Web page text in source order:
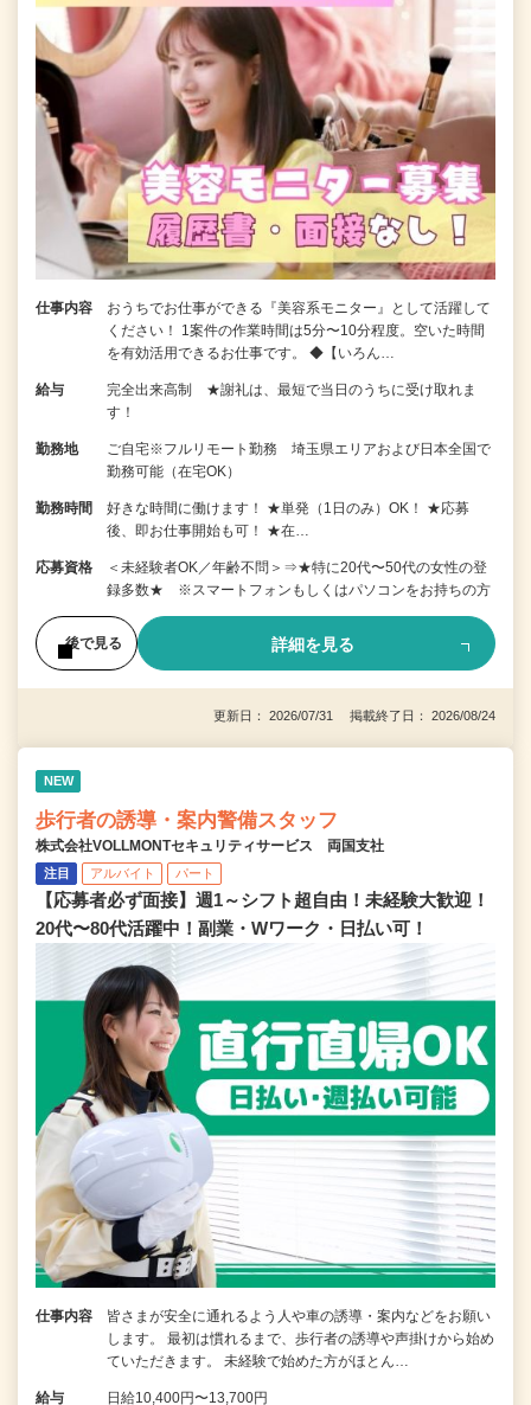
仕事内容
おうちでお仕事ができる『美容系モニター』として活躍して
ください！ 1案件の作業時間は5分〜10分程度。空いた時間
を有効活用できるお仕事です。 ◆【いろん…
給与
完全出来高制 ★謝礼は、最短で当日のうちに受け取れま
す！
勤務地
ご自宅※フルリモート勤務 埼玉県エリアおよび日本全国で
勤務可能（在宅OK）
勤務時間
好きな時間に働けます！ ★単発（1日のみ）OK！ ★応募
後、即お仕事開始も可！ ★在…
応募資格
＜未経験者OK／年齢不問＞⇒★特に20代〜50代の女性の登
録多数★ ※スマートフォンもしくはパソコンをお持ちの方
後で見る 詳細を見る
更新日： 2026/07/31 掲載終了日： 2026/08/24
NEW
歩行者の誘導・案内警備スタッフ
株式会社VOLLMONTセキュリティサービス 両国支社
注目 アルバイト パート
【応募者必ず面接】週1～シフト超自由！未経験大歓迎！
20代〜80代活躍中！副業・Wワーク・日払い可！
仕事内容
皆さまが安全に通れるよう人や車の誘導・案内などをお願い
します。 最初は慣れるまで、歩行者の誘導や声掛けから始め
ていただきます。 未経験で始めた方がほとん…
給与 日給10,400円〜13,700円